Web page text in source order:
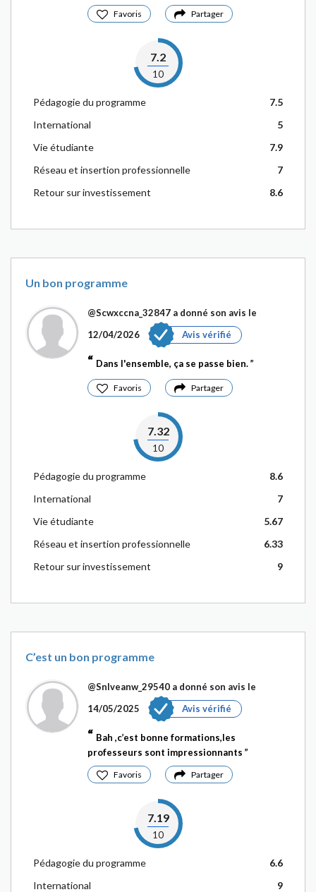
Favoris Partager
7.2
10
Pédagogie du programme
7.5
International
5
Vie étudiante
7.9
Réseau et insertion professionnelle
7
Retour sur investissement
8.6
Un bon programme
@Scwxccna_32847 a donné son avis le
12/04/2026
Avis vérifié
Dans l'ensemble, ça se passe bien.
Favoris Partager
7.32
10
Pédagogie du programme
8.6
International
7
Vie étudiante
5.67
Réseau et insertion professionnelle
6.33
Retour sur investissement
9
C’est un bon programme
@Snlveanw_29540 a donné son avis le
14/05/2025
Avis vérifié
Bah ,c’est bonne formations,les
professeurs sont impressionnants
Favoris Partager
7.19
10
Pédagogie du programme
6.6
International
9